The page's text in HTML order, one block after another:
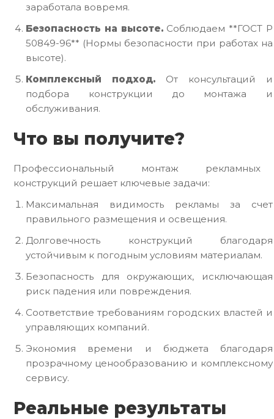
заработала вовремя.
Безопасность на высоте.Соблюдаем **ГОСТ Р
50849-96** (Нормы безопасности при работах на
высоте).
Комплексный подход. От консультаций и
подбора конструкции до монтажа и
обслуживания.
Что вы получите?
Профессиональный монтаж рекламных
конструкций решает ключевые задачи:
Максимальная видимость рекламы за счет
правильного размещения и освещения.
Долговечность конструкций благодаря
устойчивым к погодным условиям материалам.
Безопасность для окружающих, исключающая
риск падения или повреждения.
Соответствие требованиям городских властей и
управляющих компаний.
Экономия времени и бюджета благодаря
прозрачному ценообразованию и комплексному
сервису.
Реальные результаты